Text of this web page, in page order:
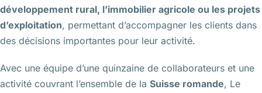
développement rural, l’immobilier agricole ou les projets
d’exploitation, permettant d’accompagner les clients dans
des décisions importantes pour leur activité.
Avec une équipe d’une quinzaine de collaborateurs et une
activité couvrant l’ensemble de la Suisse romande, Le